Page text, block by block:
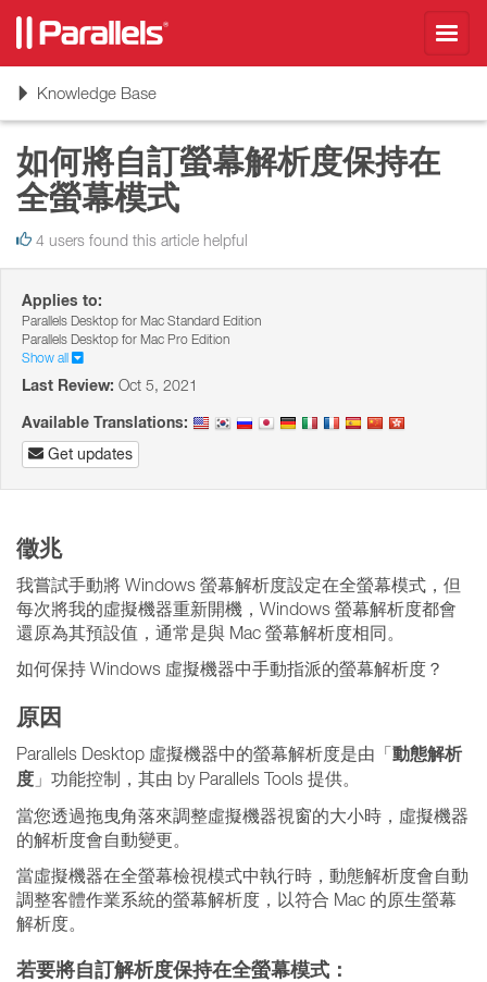
ToggleKnowledge Base
如何將自訂螢幕解析度保持在
全螢幕模式
4 users found this article helpful
Applies to:
Parallels Desktop for Mac Standard Edition
Parallels Desktop for Mac Pro Edition
Show all
Last Review: Oct 5, 2021
Available Translations:
Get updates
徵兆
我嘗試手動將 Windows 螢幕解析度設定在全螢幕模式，但
每次將我的虛擬機器重新開機，Windows 螢幕解析度都會
還原為其預設值，通常是與 Mac 螢幕解析度相同。
如何保持 Windows 虛擬機器中手動指派的螢幕解析度？
原因
Parallels Desktop 虛擬機器中的螢幕解析度是由「動態解析
度 」功能控制，其由 by Parallels Tools 提供。
當您透過拖曳角落來調整虛擬機器視窗的大小時，虛擬機器
的解析度會自動變更。
當虛擬機器在全螢幕檢視模式中執行時，動態解析度會自動
調整客體作業系統的螢幕解析度，以符合 Mac 的原生螢幕
解析度。
若要將自訂解析度保持在全螢幕模式：